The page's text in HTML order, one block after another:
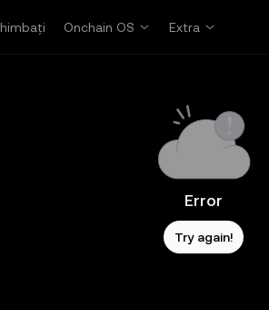
Onchain OS Extra
Error
Try again!